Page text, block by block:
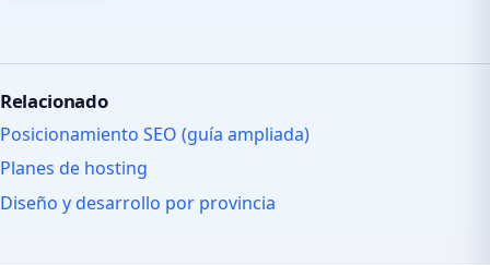
Relacionado
Posicionamiento SEO (guía ampliada)
Planes de hosting
Diseño y desarrollo por provincia